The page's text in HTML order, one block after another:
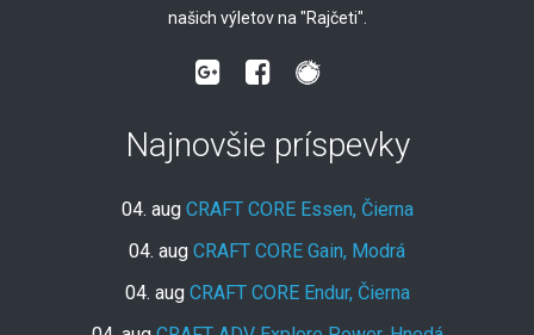
našich výletov na "Rajčeti".
Najnovšie príspevky
04. aug CRAFT CORE Essen, Čierna
04. aug CRAFT CORE Gain, Modrá
04. aug CRAFT CORE Endur, Čierna